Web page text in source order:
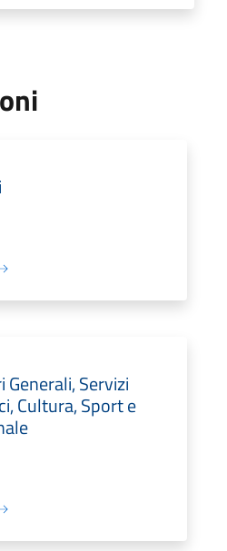
Servizi
Cultura, Sport e